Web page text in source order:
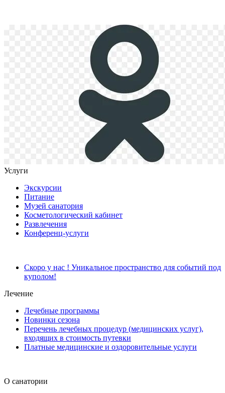
Услуги
Экскурсии
Питание
Музей санатория
Косметологический кабинет
Развлечения
Конференц-услуги
Скоро у нас ! Уникальное пространство для событий под
куполом!
Лечение
Лечебные программы
Новинки сезона
Перечень лечебных процедур (медицинских услуг),
входящих в стоимость путевки
Платные медицинские и оздоровительные услуги
О санатории